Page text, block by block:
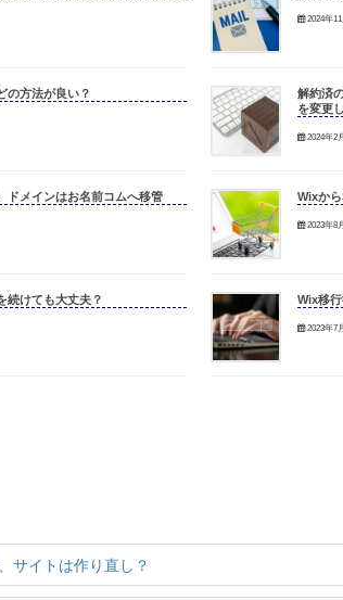
2024年11
の方法が良い？
解約済
を変更
2024年2
ドメインはお名前コムへ移管 Wixか
2023年8
続けても大丈夫？ Wix移
2023年7
サイトは作り直し？